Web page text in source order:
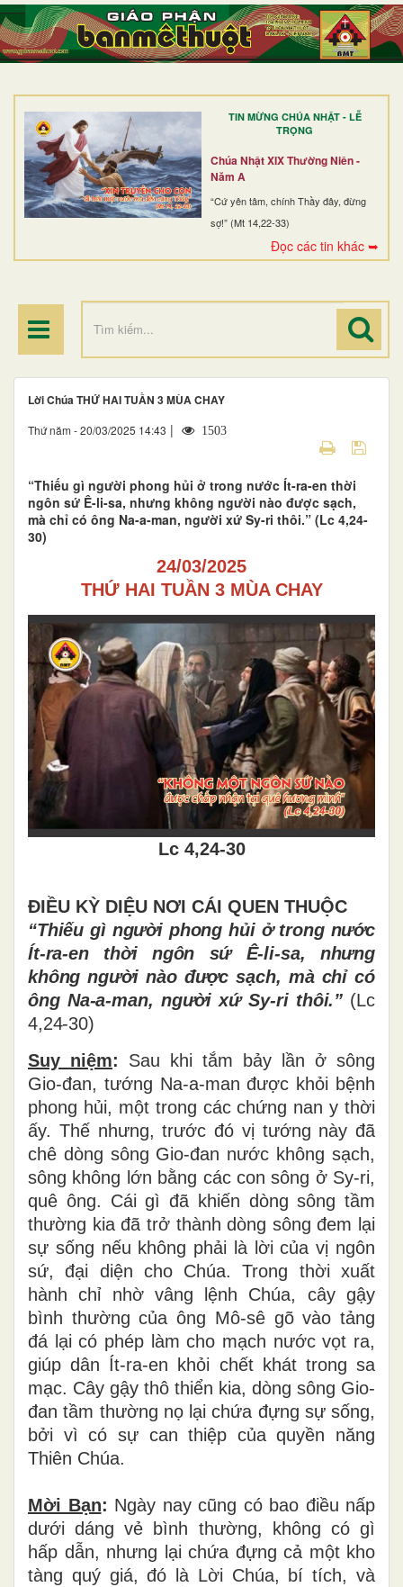
TIN MỪNG CHÚA NHẬT - LỄ
TRỌNG
Chúa Nhật XIX Thường Niên -
Năm A
“Cứ yên tâm, chính Thầy đây, đừng
sợ!” (Mt 14,22-33)
Đọc các tin khác ➥
TRANG NHẤT
GIỚI THIỆU
DÒNG TU
BAN MỤC VỤ
ĐOÀN THỂ CG
ĐIỂM HÀNH HƯƠNG
Lời Chúa THỨ HAI TUẦN 3 MÙA CHAY
Thứ năm - 20/03/2025 14:43 | 1503
“Thiếu gì người phong hủi ở trong nước Ít-ra-en thời
ngôn sứ Ê-li-sa, nhưng không người nào được sạch,
mà chỉ có ông Na-a-man, người xứ Sy-ri thôi.” (Lc 4,24-
30)
24/03/2025
THỨ HAI TUẦN 3 MÙA CHAY
Lc 4,24-30
ĐIỀU KỲ DIỆU NƠI CÁI QUEN THUỘC
“Thiếu gì người phong hủi ở trong nước
Ít-ra-en thời ngôn sứ Ê-li-sa, nhưng
không người nào được sạch, mà chỉ có
ông Na-a-man, người xứ Sy-ri thôi.” (Lc
4,24-30)
Suy niệm: Sau khi tắm bảy lần ở sông
Gio-đan, tướng Na-a-man được khỏi bệnh
phong hủi, một trong các chứng nan y thời
ấy. Thế nhưng, trước đó vị tướng này đã
chê dòng sông Gio-đan nước không sạch,
sông không lớn bằng các con sông ở Sy-ri,
quê ông. Cái gì đã khiến dòng sông tầm
thường kia đã trở thành dòng sông đem lại
sự sống nếu không phải là lời của vị ngôn
sứ, đại diện cho Chúa. Trong thời xuất
hành chỉ nhờ vâng lệnh Chúa, cây gậy
bình thường của ông Mô-sê gõ vào tảng
đá lại có phép làm cho mạch nước vọt ra,
giúp dân Ít-ra-en khỏi chết khát trong sa
mạc. Cây gậy thô thiển kia, dòng sông Gio-
đan tầm thường nọ lại chứa đựng sự sống,
bởi vì có sự can thiệp của quyền năng
Thiên Chúa.
Mời Bạn: Ngày nay cũng có bao điều nấp
dưới dáng vẻ bình thường, không có gì
hấp dẫn, nhưng lại chứa đựng cả một kho
tàng quý giá, đó là Lời Chúa, bí tích, và